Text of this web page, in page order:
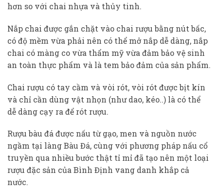
hơn so với chai nhựa và thủy tinh.
Nắp chai được gắn chặt vào chai rượu bằng nút bấc,
có độ mềm vừa phải nên có thể mở nắp dễ dàng, nắp
chai có màng co vừa thẩm mỹ vừa đảm bảo vệ sinh
an toàn thực phẩm và là tem bảo đảm của sản phẩm.
Chai rượu có tay cầm và vòi rót, vòi rót được bịt kín
và chỉ cần dùng vật nhọn (như dao, kéo..) là có thể
dễ dàng cạy ra để rót rượu.
Rượu bàu đá được nấu từ gạo, men và nguồn nước
ngầm tại làng Bàu Đá, cùng với phương pháp nấu cổ
truyền qua nhiều bước thật tỉ mỉ đã tạo nên một loại
rượu đặc sản của Bình Định vang danh khắp cả
nước.